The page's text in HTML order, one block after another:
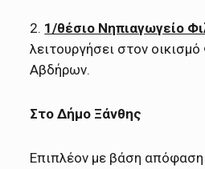
2. 1/θέσιο Νηπιαγωγείο
λειτουργήσει στον
Αβδήρων.
Στο Δήμο Ξάνθης
Επιπλέον με βάση